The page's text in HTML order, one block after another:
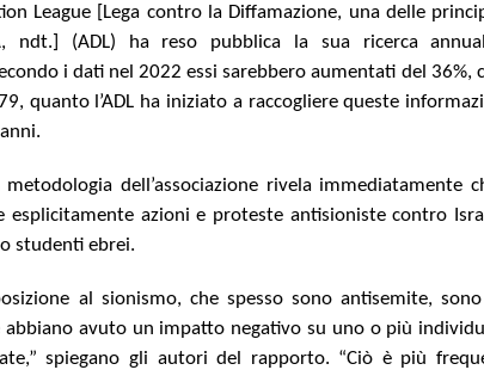
League [Lega contro la Diffamazione, una delle
ndt.] (ADL) ha reso pubblica la sua ricerca
i dati nel 2022 essi sarebbero aumentati del 36%,
quanto l’ADL ha iniziato a raccogliere queste
dell’associazione rivela immediatamente
esplicitamente azioni e proteste antisioniste contro
studenti ebrei.
al sionismo, che spesso sono antisemite,
avuto un impatto negativo su uno o più
spiegano gli autori del rapporto. “Ciò è più